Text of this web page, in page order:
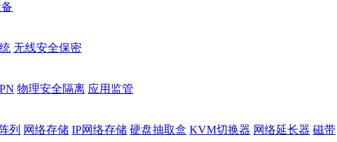
无线安全保密
物理安全隔离 应用监管
列 网络存储 IP网络存储 硬盘抽取盒 KVM切换器 网络延长器 磁带